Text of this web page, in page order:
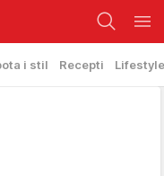
i stil Recepti Lifestyle